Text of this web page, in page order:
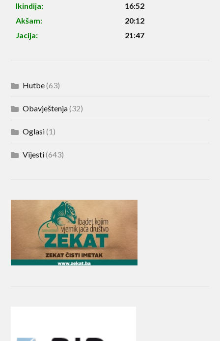
Ikindija:
16:52
Akšam:
20:12
Jacija:
21:47
Hutbe(63)
Obavještenja(32)
Oglasi(1)
Vijesti(643)